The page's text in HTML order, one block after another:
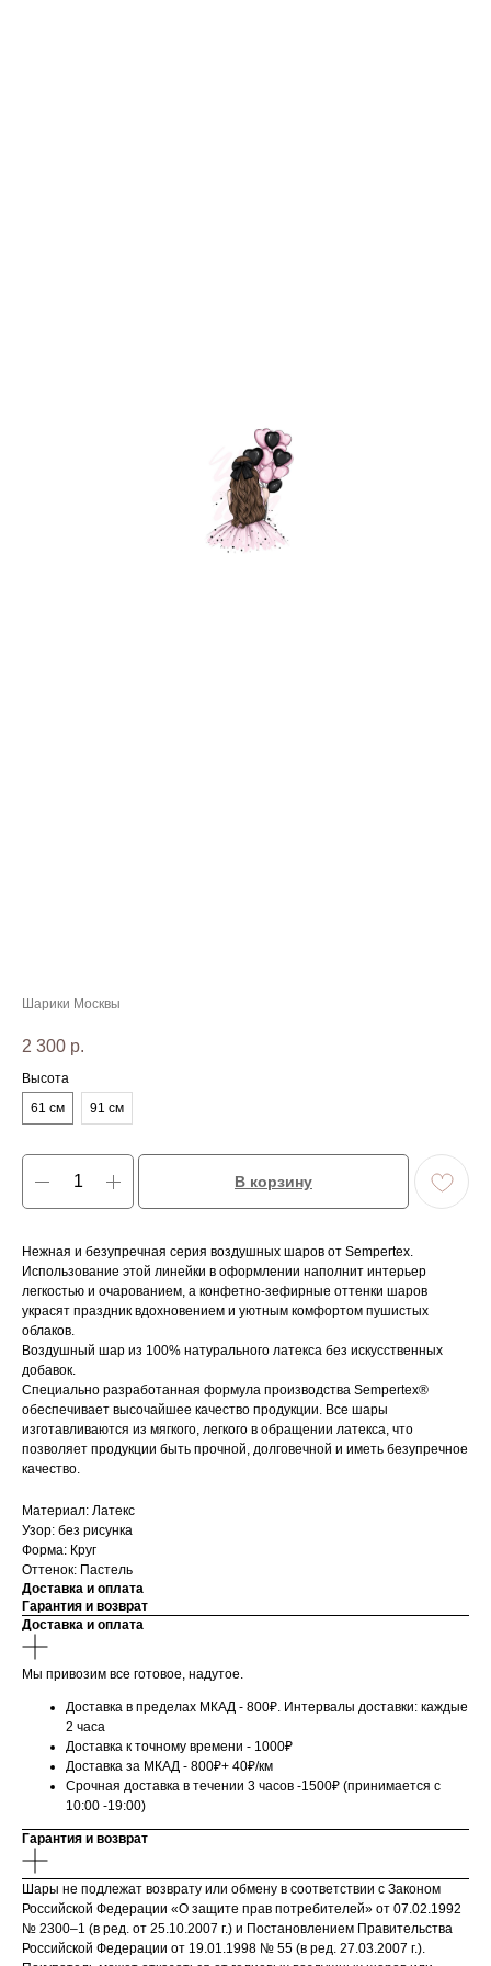
Шарики Москвы
2 300 р.
Высота
61 см
91 см
В корзину
Нежная и безупречная серия воздушных шаров от Sempertex.
Использование этой линейки в оформлении наполнит интерьер
легкостью и очарованием, а конфетно-зефирные оттенки шаров
украсят праздник вдохновением и уютным комфортом пушистых
облаков.
Воздушный шар из 100% натурального латекса без искусственных
добавок.
Специально разработанная формула производства Sempertex®
обеспечивает высочайшее качество продукции. Все шары
изготавливаются из мягкого, легкого в обращении латекса, что
позволяет продукции быть прочной, долговечной и иметь безупречное
качество.
Материал: Латекс
Узор: без рисунка
Форма: Круг
Оттенок: Пастель
Доставка и оплата
Гарантия и возврат
Доставка и оплата
Мы привозим все готовое, надутое.
Доставка в пределах МКАД - 800₽. Интервалы доставки: каждые
2 часа
Доставка к точному времени - 1000₽
Доставка за МКАД - 800₽+ 40₽/км
Срочная доставка в течении 3 часов -1500₽ (принимается с
10:00 -19:00)
Гарантия и возврат
Шары не подлежат возврату или обмену в соответствии с Законом
Российской Федерации «О защите прав потребителей» от 07.02.1992
№ 2300–1 (в ред. от 25.10.2007 г.) и Постановлением Правительства
Российской Федерации от 19.01.1998 № 55 (в ред. 27.03.2007 г.).